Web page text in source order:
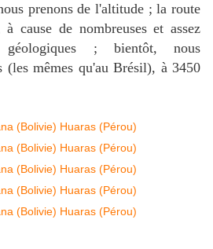
prenons de l'altitude ; la route
cause de nombreuses et assez
géologiques ; bientôt, nous
(les mêmes qu'au Brésil), à 3450